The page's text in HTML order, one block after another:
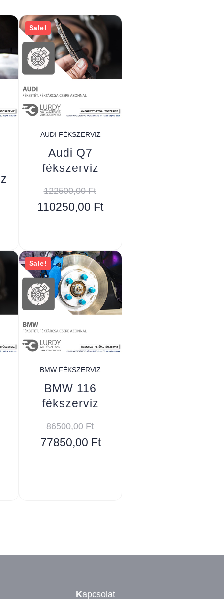
Sale!
AUDI FÉKSZERVIZ
Audi Q7
fékszerviz
122500,00Ft
110250,00 Ft
Sale!
BMW FÉKSZERVIZ
BMW 116
fékszerviz
86500,00Ft
77850,00 Ft
Kapcsolat